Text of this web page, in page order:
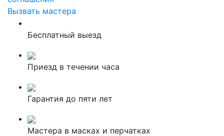
Вызвать мастера
Бесплатный выезд
Приезд в течении часа
Гарантия до пяти лет
Мастера в масках и перчатках